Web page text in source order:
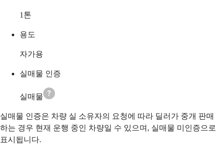
1 톤
용도
자가용
실매물 인증
실매물
실매물 인증은 차량 실 소유자의 요청에 따라 딜러가 중개 판매
하는 경우 현재 운행 중인 차량일 수 있으며, 실매물 미인증으로
표시됩니다.